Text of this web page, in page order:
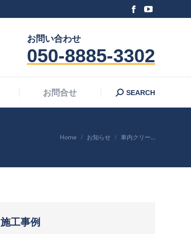
Facebook
in
new
window
YouTube
in
new
window
お問い合わせ
050-8885-3302
お問合せ Search:
SEARCH
You are here:
Home お知らせ 車内クリー…
施工事例